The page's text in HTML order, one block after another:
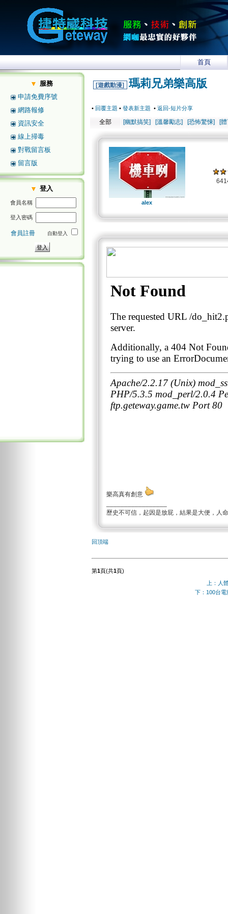
首頁
服務
申請免費序號
網路報修
資訊安全
線上掃毒
對戰留言板
留言版
登入
會員名稱
登入密碼
會員註冊 自動登入
[遊戲動漫] 瑪莉兄弟樂高版
• 回覆主題 • 發表新主題 • 返回-短片分享
全部 [幽默搞笑] [溫馨勵志] [恐怖驚悚] [
alex
樂高真有創意
歷史不可信，起因是放屁，結果是大便，人
回頂端
第1頁(共1頁)
上：人
下：100台